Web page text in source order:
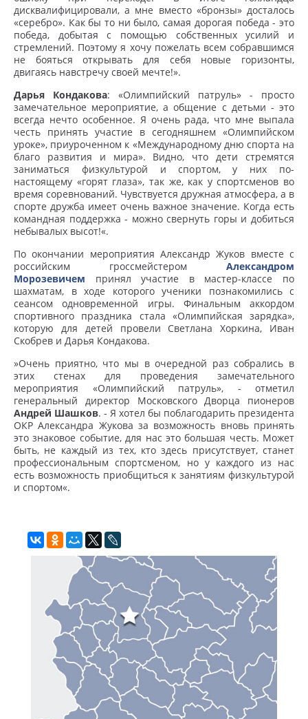
дисквалифицировали, а мне вместо «бронзы» досталось
«серебро». Как бы то ни было, самая дорогая победа - это
победа, добытая с помощью собственных усилий и
стремлений. Поэтому я хочу пожелать всем собравшимся
не бояться открывать для себя новые горизонты,
двигаясь навстречу своей мечте!».
Дарья Кондакова: «Олимпийский патруль» - просто
замечательное мероприятие, а общение с детьми - это
всегда нечто особенное. Я очень рада, что мне выпала
честь принять участие в сегодняшнем «Олимпийском
уроке», приуроченном к «Международному дню спорта на
благо развития и мира». Видно, что дети стремятся
заниматься физкультурой и спортом, у них по-
настоящему «горят глаза», так же, как у спортсменов во
время соревнований. Чувствуется дружная атмосфера, а в
спорте дружба имеет очень важное значение. Когда есть
командная поддержка - можно свернуть горы и добиться
небывалых высот!«.
По окончании мероприятия Александр Жуков вместе с
российским гроссмейстером Александром
Морозевичем принял участие в мастер-классе по
шахматам, в ходе которого ученики познакомились с
сеансом одновременной игры. Финальным аккордом
спортивного праздника стала «Олимпийская зарядка»,
которую для детей провели Светлана Хоркина, Иван
Скобрев и Дарья Кондакова.
»Очень приятно, что мы в очередной раз собрались в
этих стенах для проведения замечательного
мероприятия «Олимпийский патруль», - отметил
генеральный директор Московского Дворца пионеров
Андрей Шашков. - Я хотел бы поблагодарить президента
ОКР Александра Жукова за возможность вновь принять
это знаковое событие, для нас это большая честь. Может
быть, не каждый из тех, кто здесь присутствует, станет
профессиональным спортсменом, но у каждого из нас
есть возможность приобщиться к занятиям физкультурой
и спортом«.